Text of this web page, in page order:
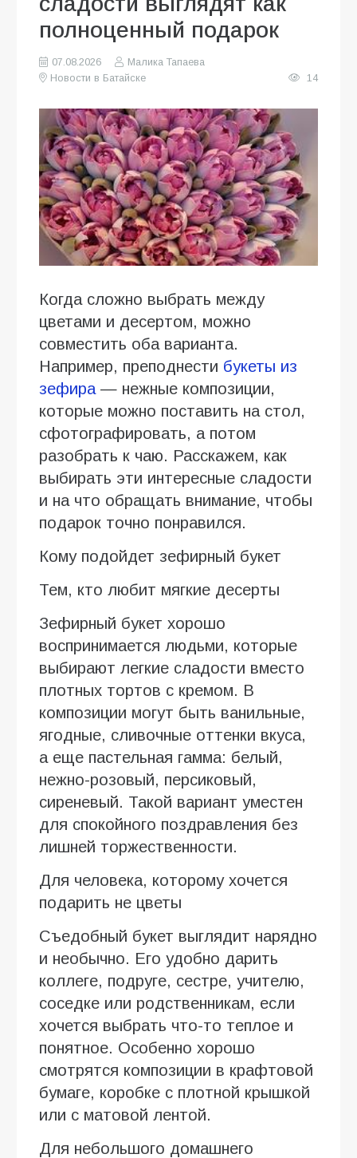
полноценный подарок
07.08.2026
Малика Тапаева
Новости в Батайске
14
Когда сложно выбрать между
цветами и десертом, можно
совместить оба варианта.
Например, преподнести букеты из
зефира— нежные композиции,
которые можно поставить на стол,
сфотографировать, а потом
разобрать к чаю. Расскажем, как
выбирать эти интересные сладости
и на что обращать внимание, чтобы
подарок точно понравился.
Кому подойдет зефирный букет
Тем, кто любит мягкие десерты
Зефирный букет хорошо
воспринимается людьми, которые
выбирают легкие сладости вместо
плотных тортов с кремом. В
композиции могут быть ванильные,
ягодные, сливочные оттенки вкуса,
а еще пастельная гамма: белый,
нежно-розовый, персиковый,
сиреневый. Такой вариант уместен
для спокойного поздравления без
лишней торжественности.
Для человека, которому хочется
подарить не цветы
Съедобный букет выглядит нарядно
и необычно. Его удобно дарить
коллеге, подруге, сестре, учителю,
соседке или родственникам, если
хочется выбрать что-то теплое и
понятное. Особенно хорошо
смотрятся композиции в крафтовой
бумаге, коробке с плотной крышкой
или с матовой лентой.
Для небольшого домашнего